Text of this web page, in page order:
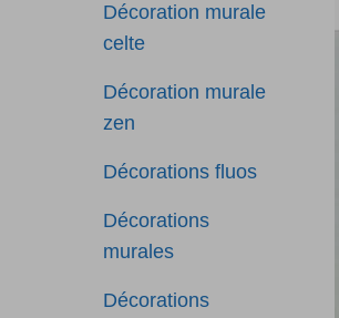
Décoration murale
celte
Décoration murale
zen
Décorations fluos
Décorations
murales
Décorations